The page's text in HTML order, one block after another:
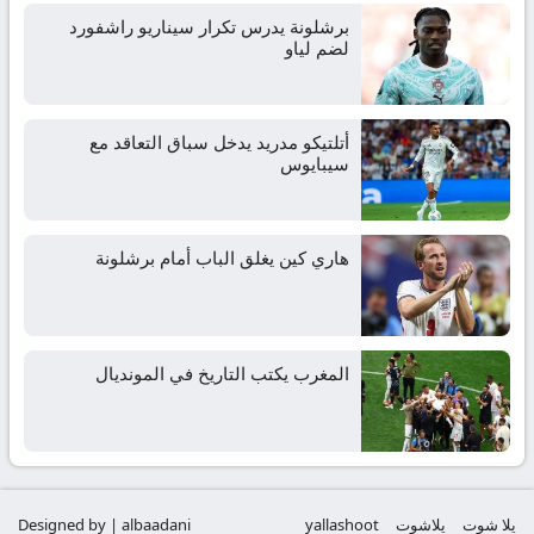
برشلونة يدرس تكرار سيناريو راشفورد
لضم لياو
أتلتيكو مدريد يدخل سباق التعاقد مع
سيبايوس
هاري كين يغلق الباب أمام برشلونة
المغرب يكتب التاريخ في المونديال
يلا شوت يلاشوت yallashoot
Designed by | albaadani